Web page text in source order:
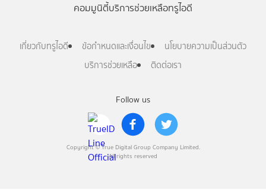
Follow us
Copyright © True Digital Group Company Limited.
All rights reserved
คอมมูนิตี้บริการช่วยเหลือทรูไอดี
เกี่ยวกับทรูไอดี ข้อกำหนดและเงื่อนไข
นโยบายความเป็นส่วนตัว
บริการช่วยเหลือ
ติดต่อเรา